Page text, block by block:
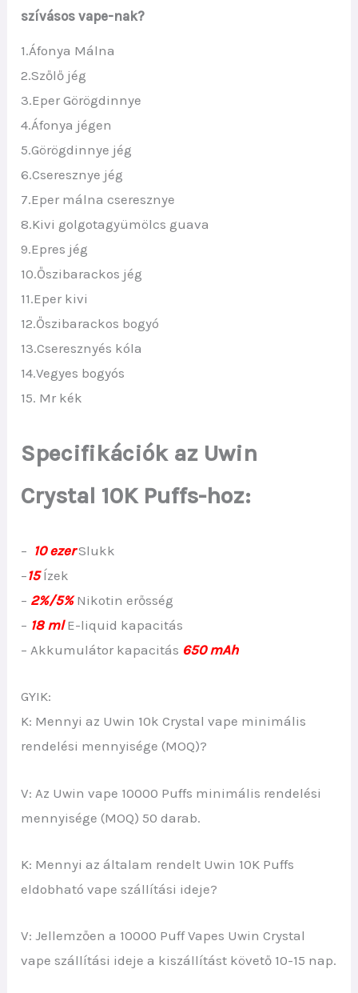
szívásos vape-nak?
1.Áfonya Málna
2.Szőlő jég
3.Eper Görögdinnye
4.Áfonya jégen
5.Görögdinnye jég
6.Cseresznye jég
7.Eper málna cseresznye
8.Kivi golgotagyümölcs guava
9.Epres jég
10.Őszibarackos jég
11.Eper kivi
12.Őszibarackos bogyó
13.Cseresznyés kóla
14.Vegyes bogyós
15. Mr kék
Specifikációk az Uwin
Crystal 10K Puffs-hoz:
– 10 ezerSlukk
–15Ízek
– 2%/5%Nikotin erősség
– 18 mlE-liquid kapacitás
– Akkumulátor kapacitás 650 mAh
GYIK:
K: Mennyi az Uwin 10k Crystal vape minimális
rendelési mennyisége (MOQ)?
V: Az Uwin vape 10000 Puffs minimális rendelési
mennyisége (MOQ) 50 darab.
K: Mennyi az általam rendelt Uwin 10K Puffs
eldobható vape szállítási ideje?
V: Jellemzően a 10000 Puff Vapes Uwin Crystal
vape szállítási ideje a kiszállítást követő 10-15 nap.